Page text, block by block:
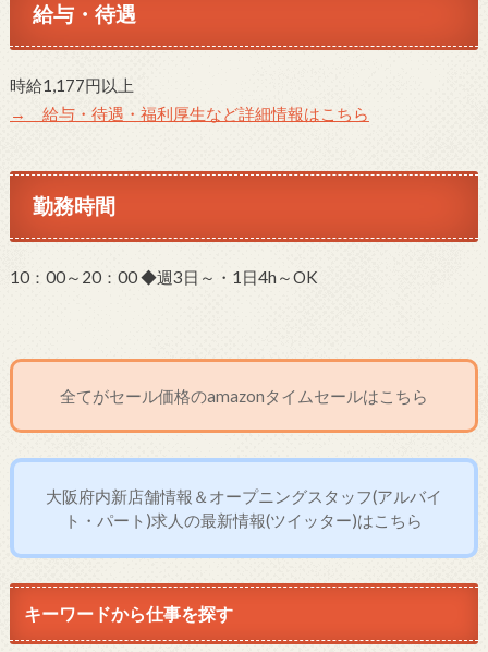
給与・待遇
時給1,177円以上
→ 給与・待遇・福利厚生など詳細情報はこちら
勤務時間
10：00～20：00 ◆週3日～・1日4h～OK
全てがセール価格のamazonタイムセールはこちら
大阪府内新店舗情報＆オープニングスタッフ(アルバイ
ト・パート)求人の最新情報(ツイッター)はこちら
キーワードから仕事を探す